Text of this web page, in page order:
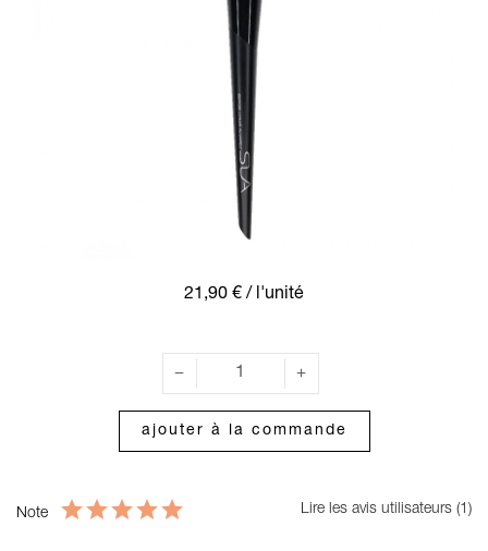
21,90 €/ l'unité
ajouter à la commande
Note Lire les avis utilisateurs (1)